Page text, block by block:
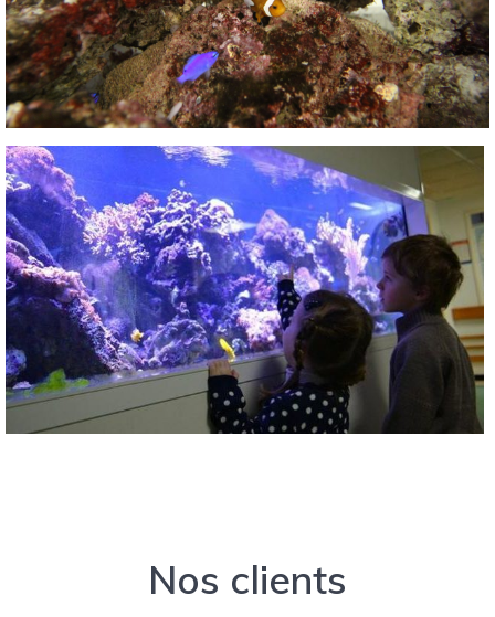
Nos clients